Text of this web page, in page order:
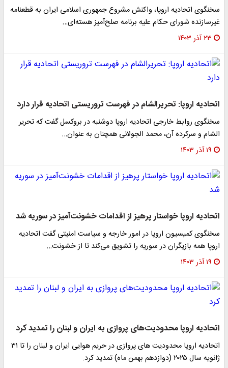
سخنگوی اتحادیه اروپا، واکنش مشروع جمهوری اسلامی ایران به قطعنامه
غیرسازنده شورای حکام علیه برنامه صلح‌آمیز هسته‌ای…
۲۳ آذر ۱۴۰۳
اتحادیه اروپا: تحریر‌الشام در فهرست تروریستی اتحادیه قرار دارد
سخنگوی روابط خارجی اتحادیه اروپا دوشنبه در بروکسل گفت که تحریر
الشام و سرکرده آن،‌ محمد الجولانی همچنان به عنوان…
۱۹ آذر ۱۴۰۳
اتحادیه اروپا خواستار پرهیز از اقدامات خشونت‌آمیز در سوریه شد
سخنگوی کمیسیون اروپا در امور خارجه و سیاست امنیتی گفت اتحادیه
اروپا همه بازیگران در سوریه را تشویق می‌کند تا از خشونت…
۱۹ آذر ۱۴۰۳
اتحادیه اروپا محدودیت‌های پروازی به ایران و لبنان را تمدید کرد
اتحادیه اروپا محدودیت های پروازی در حریم هوایی ایران و لبنان را تا ۳۱
ژانویه سال ۲۰۲۵ (دوازدهم بهمن ماه) تمدید کرد.